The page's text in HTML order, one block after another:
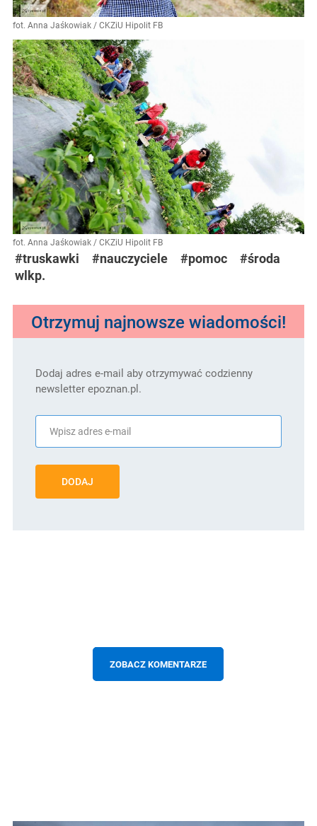
fot. Anna Jaśkowiak / CKZiU Hipolit FB
fot. Anna Jaśkowiak / CKZiU Hipolit FB
#truskawki #nauczyciele #pomoc
#środa
wlkp.
Otrzymuj najnowsze wiadomości!
Dodaj adres e-mail aby otrzymywać codzienny
newsletter epoznan.pl.
DODAJ
ZOBACZ KOMENTARZE